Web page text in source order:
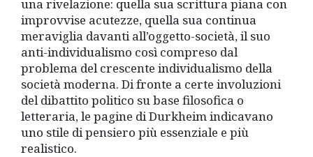
una rivelazione: quella sua scrittura piana con
improvvise acutezze, quella sua continua
meraviglia davanti all’oggetto-società, il suo
anti-individualismo così compreso dal
problema del crescente individualismo della
società moderna. Di fronte a certe involuzioni
del dibattito politico su base filosofica o
letteraria, le pagine di Durkheim indicavano
uno stile di pensiero più essenziale e più
realistico.